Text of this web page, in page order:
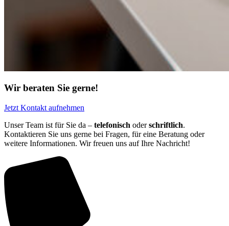
Wir beraten Sie gerne!
Jetzt Kontakt aufnehmen
Unser Team ist für Sie da – telefonisch oderschriftlich.
Kontaktieren Sie uns gerne bei Fragen, für eine Beratung oder
weitere Informationen. Wir freuen uns auf Ihre Nachricht!